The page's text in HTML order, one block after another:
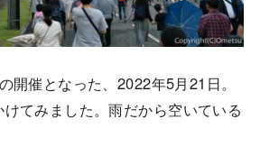
開催となった、2022年5月21日。
てみました。雨だから空いている